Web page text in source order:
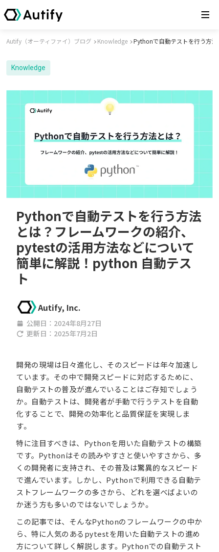
Autify（オーティファイ）ブログ Knowledge Pythonで自動テストを行う方
Knowledge
Pythonで自動テストを行う方法
とは？フレームワークの紹介、
pytestの活用方法などについて
簡単に解説！python 自動テス
ト
Autify, Inc.
公開日： 2024年8月27日
更新日： 2025年7月2日
開発の現場は日々進化し、そのスピードは年々加速し
ています。その中で開発スピードに対応するために、
自動テストの普及が進んでいることはご存知でしょう
か。自動テストは、開発者が手動で行うテストを自動
化することで、開発の効率化と品質保証を実現しま
す。
特に注目すべきは、Pythonを用いた自動テストの構築
です。Pythonはその読みやすさと使いやすさから、多
くの開発者に支持され、その普及は驚異的なスピード
で進んでいます。しかし、Pythonで利用できる自動テ
ストフレームワークの多さから、どれを選べばよいの
か迷う方も多いのではないでしょうか。
この記事では、そんなPythonのフレームワークの中か
ら、特に人気のあるpytestを用いた自動テストの進め
方について詳しく解説します。Pythonでの自動テスト